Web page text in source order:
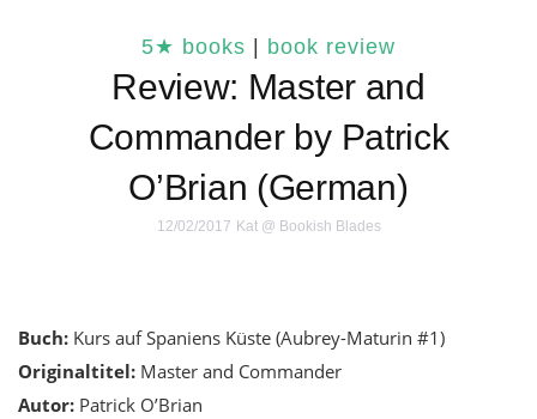
5★ books book review
Review: Master and
Commander by Patrick
O’Brian (German)
12/02/2017 Kat @ Bookish Blades
Buch: Kurs auf Spaniens Küste (Aubrey-Maturin #1)
Originaltitel: Master and Commander
Autor: Patrick O’Brian